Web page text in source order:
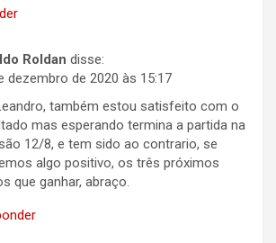
Roldan disse:
dezembro de 2020 às 15:17
também estou satisfeito com o
mas esperando termina a partida na
12/8, e tem sido ao contrario, se
algo positivo, os três próximos
que ganhar, abraço.